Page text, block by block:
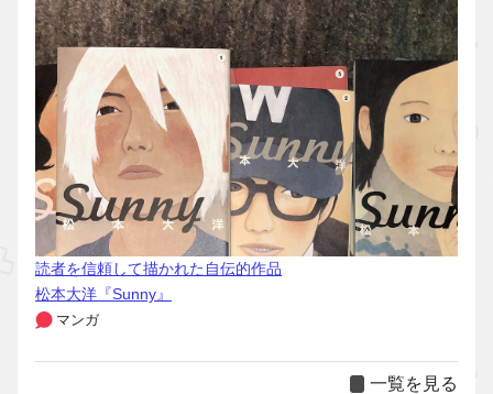
読者を信頼して描かれた自伝的作品
松本大洋『Sunny』
マンガ
一覧を見る